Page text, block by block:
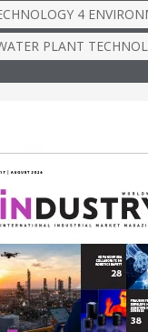
4
PLANT